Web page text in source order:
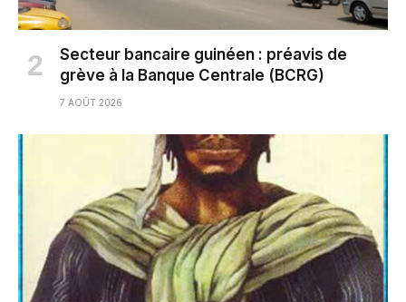
Secteur bancaire guinéen : préavis de
grève à la Banque Centrale (BCRG)
7 AOÛT 2026